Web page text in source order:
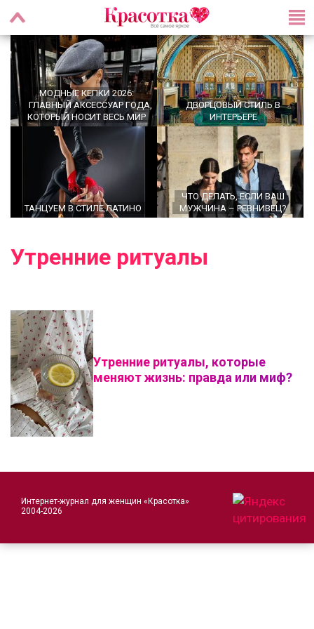
МОДНЫЕ КЕПКИ 2026:
ГЛАВНЫЙ АКСЕССУАР ГОДА,
КОТОРЫЙ НОСИТ ВЕСЬ МИР
ДВОРЦОВЫЙ СТИЛЬ В
ИНТЕРЬЕРЕ
ТАНЦУЕМ В СТИЛЕ ЛАТИНО
ЧТО ДЕЛАТЬ, ЕСЛИ ВАШ
МУЖЧИНА – РЕВНИВЕЦ?
Утренние ритуалы
Утренние ритуалы, которые
меняют жизнь: правда или миф?
Интернет-журнал для женщин «Красотка»
2004-2026